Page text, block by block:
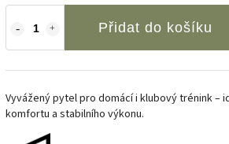
Přidat do košíku
Vyvážený pytel pro domácí i klubový trénink –
komfortu a stabilního výkonu.